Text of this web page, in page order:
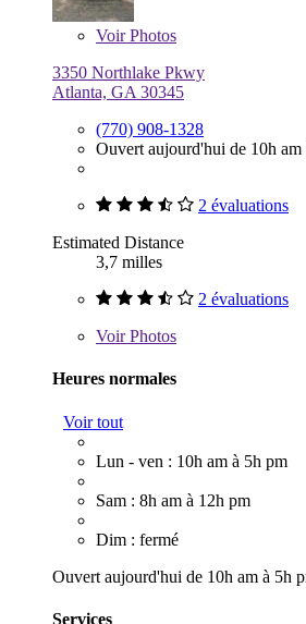
VoirPhotos
3350 Northlake Pkwy
Atlanta, GA 30345
(770) 908-1328
Ouvert aujourd'hui de 10h am
2 évaluations
Estimated Distance
3,7 milles
2 évaluations
VoirPhotos
Heures normales
Voir tout
Lun - ven : 10h am à 5h pm
Sam : 8h am à 12h pm
Dim : fermé
Ouvert aujourd'hui de 10h am à 5h
Services